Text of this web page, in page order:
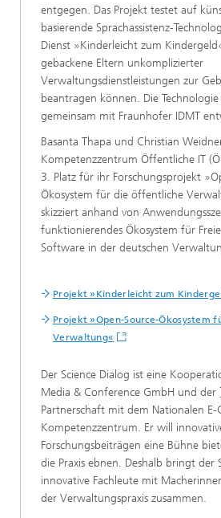
entgegen. Das Projekt testet auf
basierende Sprachassistenz-
Dienst »Kinderleicht zum
gebackene Eltern unkomplizierter
Verwaltungsdienstleistungen zur
beantragen können. Die
gemeinsam mit Fraunhofer IDMT
Basanta Thapa und Christian
Kompetenzzentrum Öffentliche IT
3. Platz für ihr Forschungsprojekt
Ökosystem für die öffentliche
skizziert anhand von
funktionierendes Ökosystem für
Software in der deutschen
Projekt »Kinderleicht zum
Projekt »Open-Source-Ökosystem
Verwaltung«
Der Science Dialog ist eine
Media & Conference GmbH und der
Partnerschaft mit dem Nationalen
Kompetenzzentrum. Er will
Forschungsbeiträgen eine Bühne
die Praxis ebnen. Deshalb bringt der
innovative Fachleute mit
der Verwaltungspraxis zusammen.